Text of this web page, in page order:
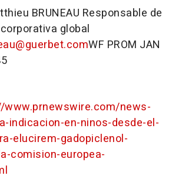
BRUNEAU Responsable de
global
WF PROM JAN
www.prnewswire.com/news-
indicacion-en-ninos-desde-el-
elucirem-gadopiclenol-
comision-europea-